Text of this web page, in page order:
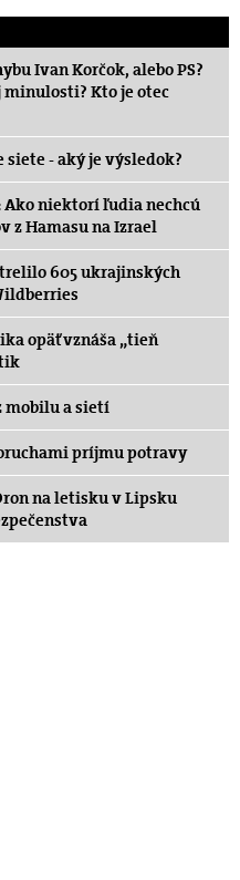
Ivan Korčok, alebo PS?
Kto je otec
- aký je výsledok?
Ako niektorí ľudia nechcú
z Hamasu na Izrael
605 ukrajinských
opäť vznáša „tieň
mobilu a sietí
príjmu potravy
na letisku v Lipsku